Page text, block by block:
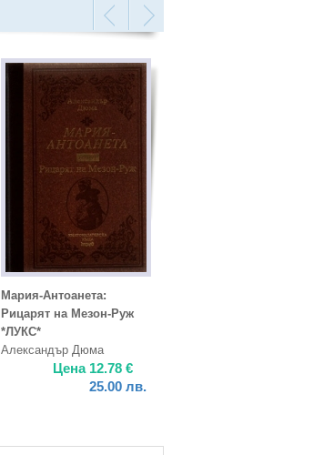
Мария-Антоанета:
Рицарят на Мезон-Руж
*ЛУКС*
Александър Дюма
Цена 12.78 €
25.00 лв.